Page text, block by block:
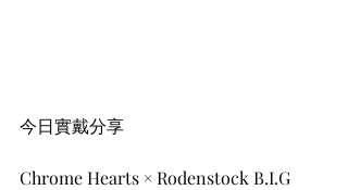
今日實戴分享
Chrome Hearts × Rodenstock B.I.G